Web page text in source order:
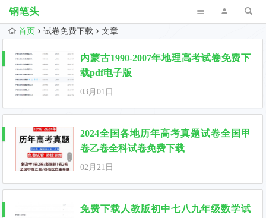
钢笔头
首页 试卷免费下载 文章
内蒙古1990-2007年地理高考试卷免费下
载pdf电子版
03月01日
2024全国各地历年高考真题试卷全国甲
卷乙卷全科试卷免费下载
02月21日
免费下载人教版初中七八九年级数学试